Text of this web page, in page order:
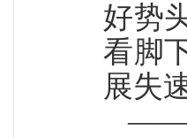
好势
看脚
展失
——